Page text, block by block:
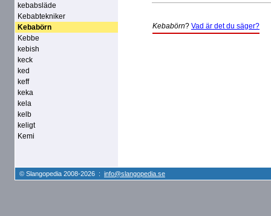
kebabsläde
Kebabtekniker
Kebabörn
Kebbe
kebish
keck
ked
keff
keka
kela
kelb
keligt
Kemi
Kebabörn? Vad är det du säger?
© Slangopedia 2008-2026 : info@slangopedia.se